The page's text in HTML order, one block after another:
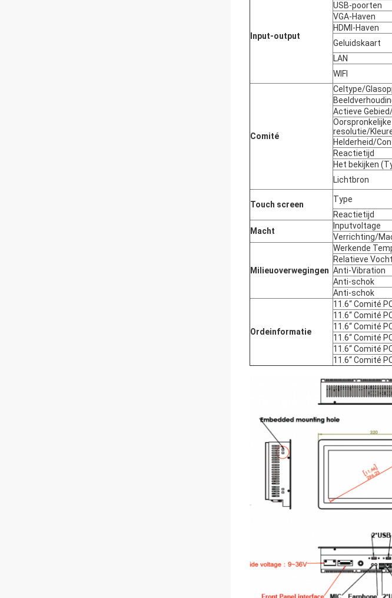
Input-output
USB-poorten
VGA-Haven
HDMI-Haven
Geluidskaart
LAN
WIFI
Comité
Celtype/
Actieve
Oorspronkelijke
resolutie/
Helderheid/
Reactietijd
Het bekijken
Lichtbron
Touch screen
Type
Reactietijd
Macht
Inputvoltage
Verrichting/
Milieuoverwegingen
Werkende
Relatieve
Anti-Vibration
Anti-schok
Anti-schok
Ordeinformatie
11.6“ Comité
11.6“ Comité
11.6“ Comité
11.6“ Comité
11.6“ Comité
11.6“ Comité